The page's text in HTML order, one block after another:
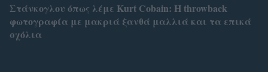
Στάνκογλου όπως λέμε Kurt Cobain: H throwback
φωτογραφία με μακριά ξανθά μαλλιά και τα επικά
σχόλια